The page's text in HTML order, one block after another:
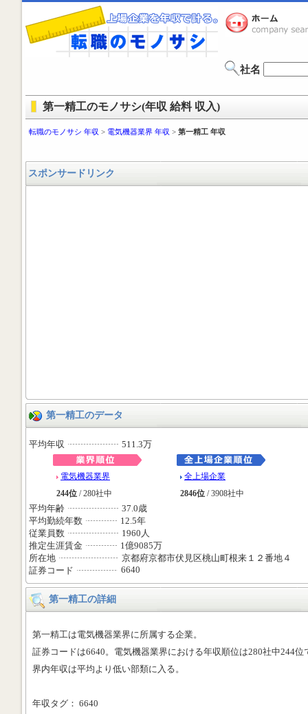
社名
第一精工のモノサシ(年収 給料 収入)
転職のモノサシ 年収 > 電気機器業界 年収 > 第一精工 年収
スポンサードリンク
第一精工のデータ
平均年収 511.3万
電気機器業界
244位 / 280社中
全上場企業
2846位 / 3908社中
平均年齢
37.0歳
平均勤続年数
12.5年
従業員数
1960人
推定生涯賃金
1億9085万
所在地
京都府京都市伏見区桃山町根来１２番地４
証券コード
6640
第一精工の詳細
第一精工は電気機器業界に所属する企業。
証券コードは6640。電気機器業界における年収順位は280社中244位
界内年収は平均より低い部類に入る。
年収タグ： 6640